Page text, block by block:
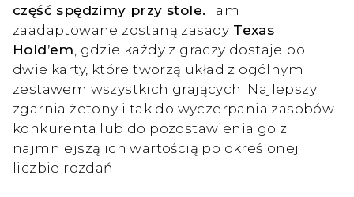
część spędzimy przy stole. Tam
zaadaptowane zostaną zasady Texas
Hold’em , gdzie każdy z graczy dostaje po
dwie karty, które tworzą układ z ogólnym
zestawem wszystkich grających. Najlepszy
zgarnia żetony i tak do wyczerpania zasobów
konkurenta lub do pozostawienia go z
najmniejszą ich wartością po określonej
liczbie rozdań.